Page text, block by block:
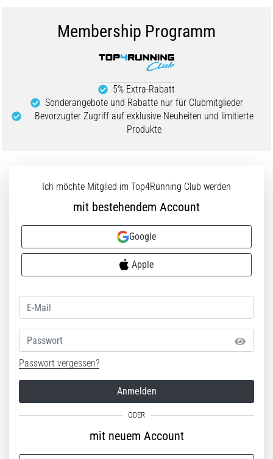
Membership Programm
5% Extra-Rabatt
Sonderangebote und Rabatte nur für Clubmitglieder
Bevorzugter Zugriff auf exklusive Neuheiten und limitierte
Produkte
Ich möchte Mitglied im Top4Running Club werden
mit bestehendem Account
Google
Apple
Passwort
Passwort vergessen?
Anmelden
mit neuem Account